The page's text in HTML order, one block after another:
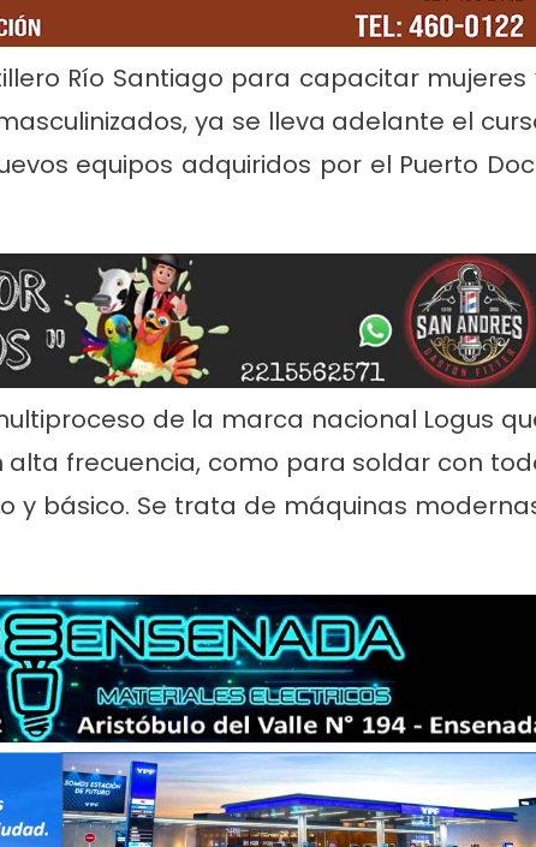
Río Santiago para capacitar mujeres
ya se lleva adelante el
equipos adquiridos por el Puerto
de la marca nacional Logus
alta frecuencia, como para soldar con
y básico. Se trata de máquinas
de Agosto
Servicios
Por mejoras en el servicio
agua de 11 a 15